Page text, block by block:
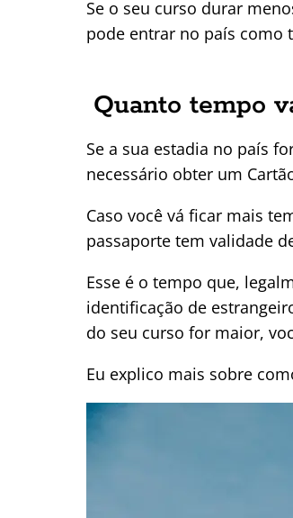
Se o seu curso durar
pode entrar no país como
Quanto tempo
Se a sua estadia no país
necessário obter um
Caso você vá ficar mais
passaporte tem validade
Esse é o tempo que,
identificação de
do seu curso for maior,
Eu explico mais sobre